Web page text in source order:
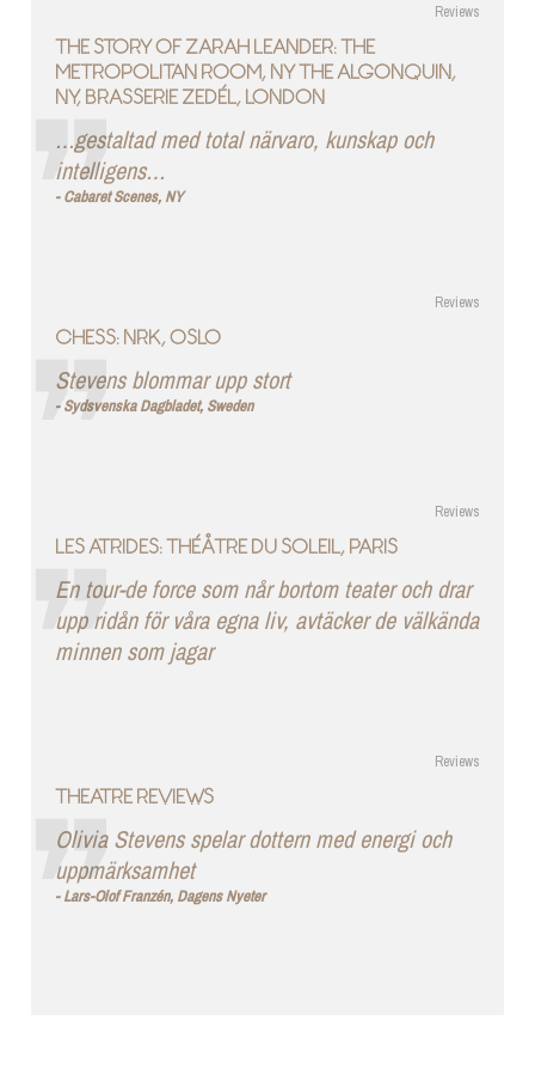
Reviews
THE STORY OF ZARAH LEANDER: THE
METROPOLITAN ROOM, NY THE ALGONQUIN,
NY, BRASSERIE ZEDÉL, LONDON
…gestaltad med total närvaro, kunskap och
intelligens…
Cabaret Scenes, NY
Reviews
CHESS: NRK, OSLO
Stevens blommar upp stort
Sydsvenska Dagbladet, Sweden
Reviews
LES ATRIDES: THÉÅTRE DU SOLEIL, PARIS
En tour-de force som når bortom teater och drar
upp ridån för våra egna liv, avtäcker de välkända
minnen som jagar
Reviews
THEATRE REVIEWS
Olivia Stevens spelar dottern med energi och
uppmärksamhet
Lars-Olof Franzén, Dagens Nyeter